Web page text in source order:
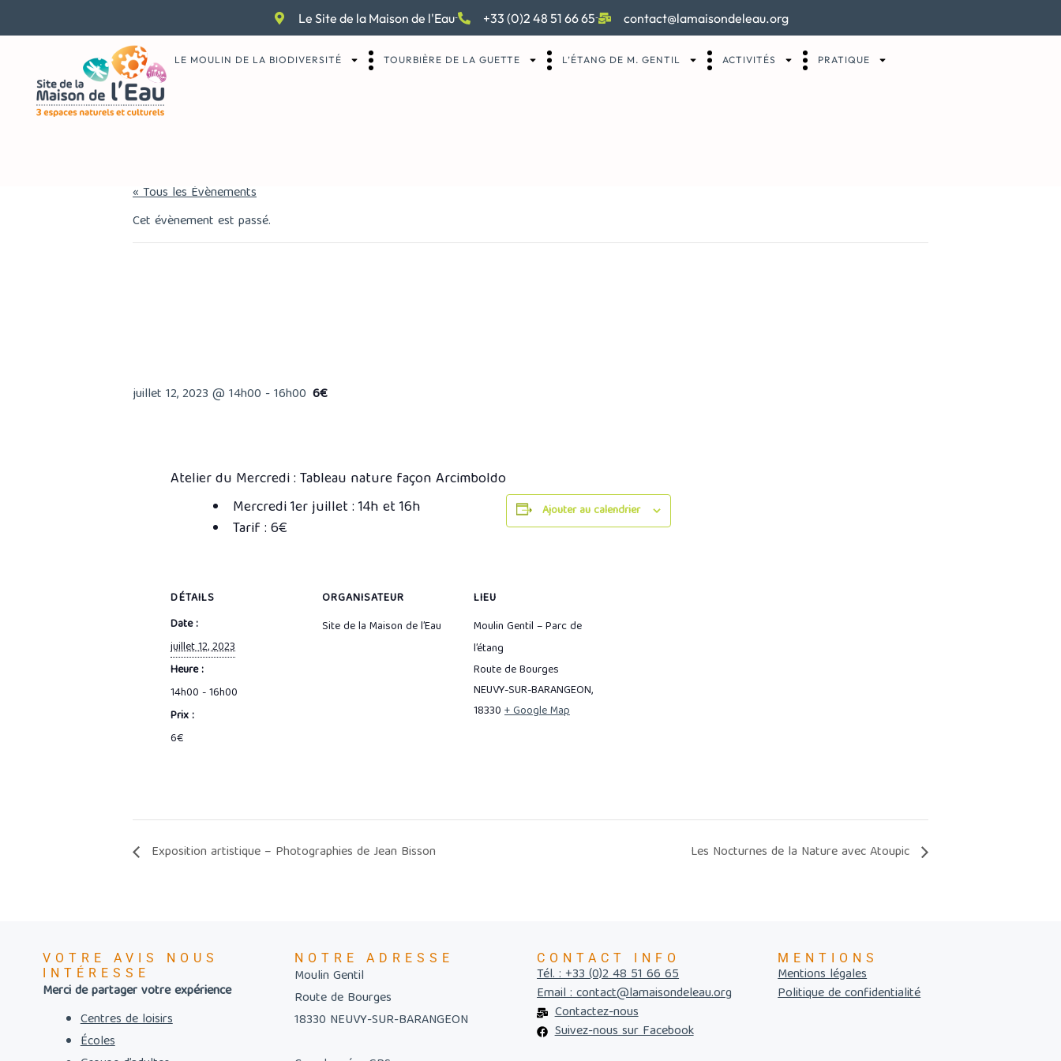
Le Site de la Maison de l'Eau +33 (0)2 48 51 66 65 contact@lamaisondeleau.org
LE MOULIN DE LA BIODIVERSITÉ TOURBIÈRE DE LA GUETTE L’ÉTANG DE M. GENTIL ACTIVITÉS PRATIQUE
« Tous les Évènements
Cet évènement est passé.
juillet 12, 2023 @ 14h00 -16h00 6€
Atelier du Mercredi : Tableau nature façon Arcimboldo
Mercredi 1er juillet : 14h et 16h
Tarif : 6€
Ajouter au calendrier
DÉTAILS
Date :
juillet 12, 2023
Heure :
14h00 - 16h00
Prix :
6€
ORGANISATEUR
Site de la Maison de l’Eau
LIEU
Moulin Gentil – Parc de
l’étang
Route de Bourges
NEUVY-SUR-BARANGEON,
18330 + Google Map
Exposition artistique – Photographies de Jean Bisson Les Nocturnes de la Nature avec Atoupic
VOTRE AVIS NOUS
INTÉRESSE
Merci de partager votre expérience
Centres de loisirs
Écoles
NOTRE ADRESSE
Moulin Gentil
Route de Bourges
18330 NEUVY-SUR-BARANGEON
CONTACT INFO
Tél. : +33 (0)2 48 51 66 65
Email : contact@lamaisondeleau.org
Contactez-nous
Suivez-nous sur Facebook
MENTIONS
Mentions légales
Politique de confidentialité